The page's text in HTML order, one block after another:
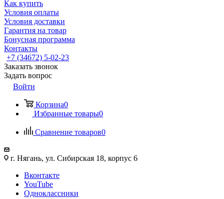
Как купить
Условия оплаты
Условия доставки
Гарантия на товар
Бонусная программа
Контакты
+7 (34672) 5-02-23
Заказать звонок
Задать вопрос
Войти
Корзина0
Избранные товары0
Сравнение товаров0
г. Нягань, ул. Сибирская 18, корпус 6
Вконтакте
YouTube
Одноклассники